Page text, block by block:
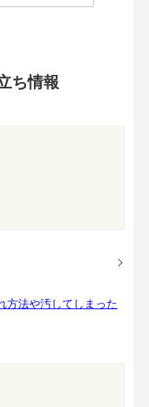
ち情報
方法や汚してしまった